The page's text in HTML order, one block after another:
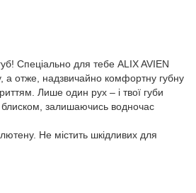
Спеціально для тебе ALIX AVIEN
а отже, надзвичайно комфортну губну
Лише один рух – і твої губи
залишаючись водночас
Не містить шкідливих для